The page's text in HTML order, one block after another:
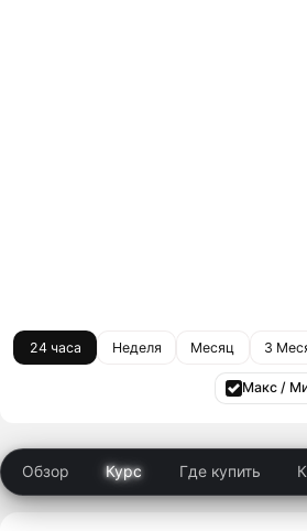
24 часа Неделя Месяц 3
Макс /
Обзор Курс Где купить